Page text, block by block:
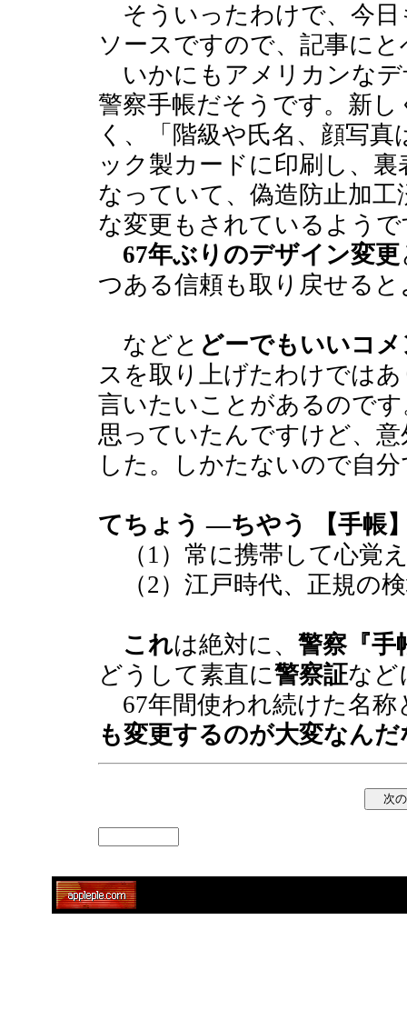
そういったわけで、今日
ソースですので、記事に
いかにもアメリカンなデ
警察手帳だそうです。新
く、「階級や氏名、顔写
ック製カードに印刷し、
なっていて、偽造防止加
な変更もされているようで
67年ぶりのデザイン変更
つある信頼も取り戻せる
などと どーでもいいコ
スを取り上げたわけでは
言いたいことがあるので
思っていたんですけど、
した。しかたないので自
てちょう ―ちやう 【手帳
（1）常に携帯して心覚
（2）江戸時代、正規の
これは絶対に、 警察『手
どうして素直に警察証など
67年間使われ続けた名称
も変更するのが大変なんだ